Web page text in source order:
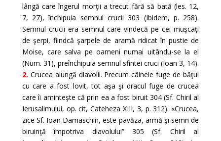
lângă care îngerul morţii a trecut fără să bată (les. 12,
7, 27), închipuia semnul crucii 303 (Ibidem, p. 258).
Semnul crucii era semnul care vindecă pe cei muşcaţi
de şerpi, fiindcă şarpele de aramă ridicat în pustie de
Moise, care salva pe oameni numai uitându-se la el
(Num. 31), preînchipuia semnul sfintei cruci (Ioan 3, 14).
2. Crucea alungă diavolii. Precum câinele fuge de băţul
cu care a fost lovit, tot aşa şi dracul fuge de crucea
care îi aminteşte că prin ea a fost biruit 304 (Sf. Chiril al
Ierusalimului, op. cit, Cateheza XIII, 3, p. 312). «Crucea,
zice Sf. Ioan Damaschin, este pavăza, armă şi semn de
biruinţă împotriva diavolului” 305 (Sf. Chiril al